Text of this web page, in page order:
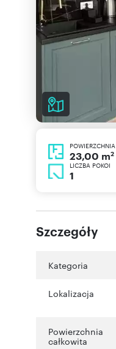
POWIERZCHNIA
23,00 m2
LICZBA POKOI
1
Szczegóły
Kategoria
Lokalizacja
Powierzchnia
całkowita